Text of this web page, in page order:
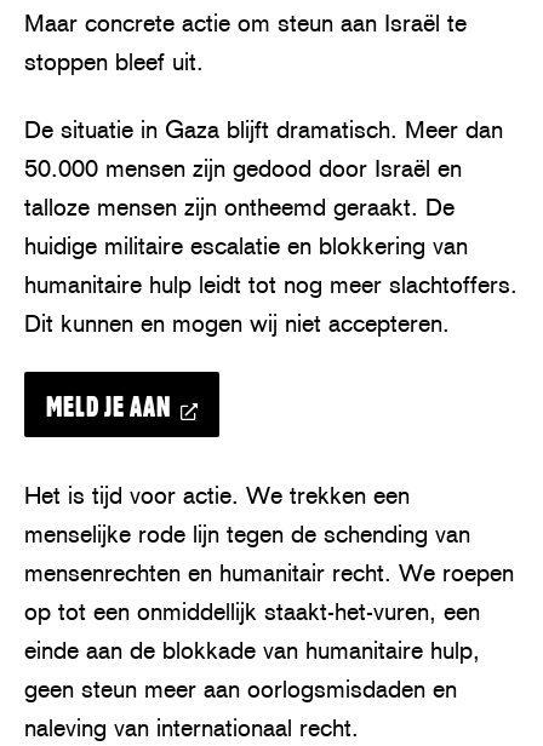
Maar concrete actie om steun aan Israël te
stoppen bleef uit.
De situatie in Gaza blijft dramatisch. Meer dan
50.000 mensen zijn gedood door Israël en
talloze mensen zijn ontheemd geraakt. De
huidige militaire escalatie en blokkering van
humanitaire hulp leidt tot nog meer slachtoffers.
Dit kunnen en mogen wij niet accepteren.
MELD JE AAN
Het is tijd voor actie. We trekken een
menselijke rode lijn tegen de schending van
mensenrechten en humanitair recht. We roepen
op tot een onmiddellijk staakt-het-vuren, een
einde aan de blokkade van humanitaire hulp,
geen steun meer aan oorlogsmisdaden en
naleving van internationaal recht.